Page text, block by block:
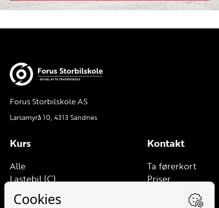
Forus Storbilskole AS
Larsamyrå 10, 4313 Sandnes
Kurs
Alle
Lastebil (C)
Lett lastebil (C1)
Lastebil med henger (CE)
Kontakt
Ta førerkort
Priser